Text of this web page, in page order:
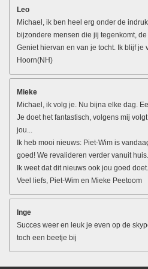
Leo
Michael, ik ben heel erg onder de
bijzondere mensen die jij tegenkomt,
Geniet hiervan en van je tocht. Ik blijf je
Hoorn(NH)
Mieke
Michael, ik volg je. Nu bijna elke dag.
Je doet het fantastisch, volgens mij
jou...
Ik heb mooi nieuws: Piet-Wim is
goed! We revalideren verder vanuit huis.
Ik weet dat dit nieuws ook jou goed doet.
Veel liefs, Piet-Wim en Mieke Peetoom
Inge
Succes weer en leuk je even op de
toch een beetje bij